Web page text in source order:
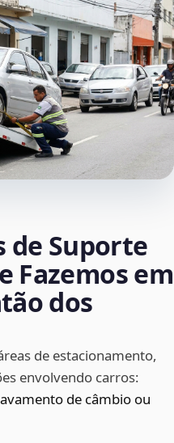
de Suporte
Fazemos em
dos
de estacionamento,
envolvendo carros:
de câmbio ou